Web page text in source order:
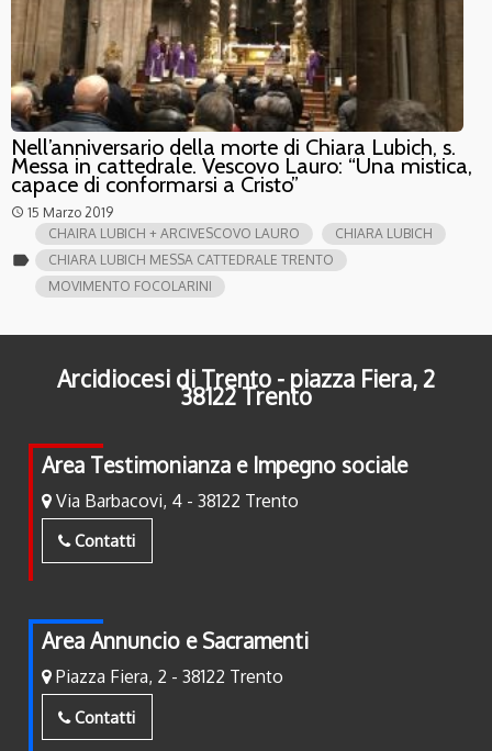
Nell’anniversario della morte di Chiara Lubich, s.
Messa in cattedrale. Vescovo Lauro: “Una mistica,
capace di conformarsi a Cristo”
access_time 15 Marzo 2019
label
CHAIRA LUBICH + ARCIVESCOVO LAURO
CHIARA LUBICH
CHIARA LUBICH MESSA CATTEDRALE TRENTO
MOVIMENTO FOCOLARINI
Arcidiocesi di Trento - piazza Fiera, 2
38122 Trento
Area Testimonianza e Impegno sociale
Via Barbacovi, 4 - 38122 Trento
Contatti
Area Annuncio e Sacramenti
Piazza Fiera, 2 - 38122 Trento
Contatti